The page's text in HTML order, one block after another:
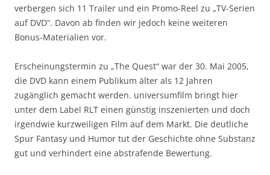
verbergen sich 11 Trailer und ein Promo-Reel zu „TV-Serien
auf DVD“. Davon ab finden wir jedoch keine weiteren
Bonus-Materialien vor.
Erscheinungstermin zu „The Quest“ war der 30. Mai 2005,
die DVD kann einem Publikum älter als 12 Jahren
zugänglich gemacht werden. universumfilm bringt hier
unter dem Label RLT einen günstig inszenierten und doch
irgendwie kurzweiligen Film auf dem Markt. Die deutliche
Spur Fantasy und Humor tut der Geschichte ohne Substanz
gut und verhindert eine abstrafende Bewertung.